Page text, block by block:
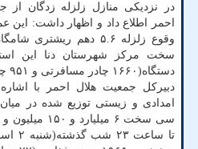
در نزدیکی منازل زلزله زدگان از
احمر اطلاع داد و اظهار داشت: این
دستگاه(۱۶۶۰ چادر مسافرتی و ۹۵۱ چادر امدادی) انجام شده است.
دبیرکل جمعیت هلال احمر با
امدادی و زیستی توزیع شده در